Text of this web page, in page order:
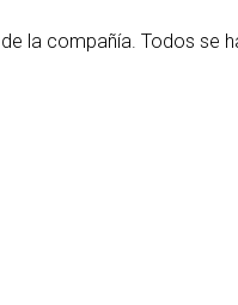
la compañía. Todos se